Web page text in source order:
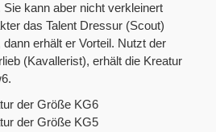
kann aber nicht verkleinert
das Talent Dressur (Scout)
erhält er Vorteil. Nutzt der
(Kavallerist), erhält die Kreatur
der Größe KG6
der Größe KG5